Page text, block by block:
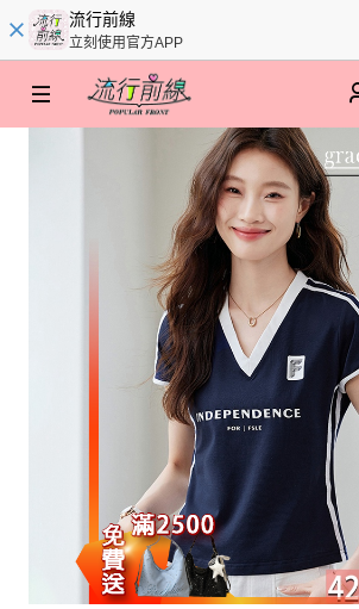
流行前線
立刻使用官方APP